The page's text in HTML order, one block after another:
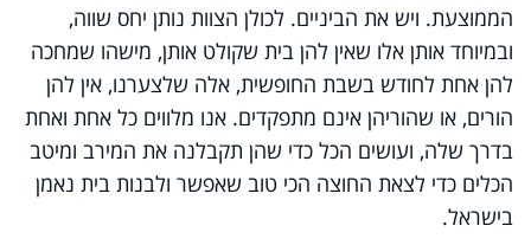
הממוצעת. ויש את הביניים. לכולן הצוות נותן יחס שווה,
ובמיוחד אותן אלו שאין להן בית שקולט אותן, מישהו שמחכה
להן אחת לחודש בשבת החופשית, אלה שלצערנו, אין להן
הורים, או שהוריהן אינם מתפקדים. אנו מלווים כל אחת ואחת
בדרך שלה, ועושים הכל כדי שהן תקבלנה את המירב ומיטב
הכלים כדי לצאת החוצה הכי טוב שאפשר ולבנות בית נאמן
בישראל.